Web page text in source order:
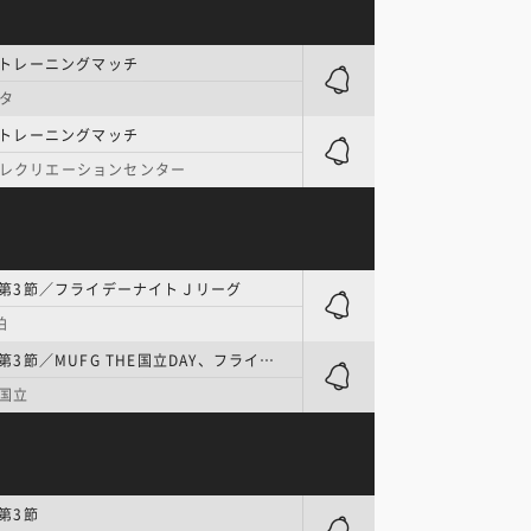
ーニングマッチ
ーニングマッチ
クリエーションセンター
／フライデーナイトＪリーグ
J1 | 第3節／MUFG THE国立DAY、フライデーナイトＪリーグ
立
節